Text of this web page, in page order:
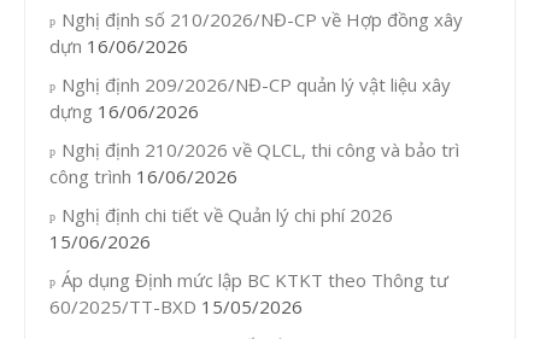
Nghị định số 210/2026/NĐ-CP về Hợp đồng xây
dựn 16/06/2026
Nghị định 209/2026/NĐ-CP quản lý vật liệu xây
dựng 16/06/2026
Nghị định 210/2026 về QLCL, thi công và bảo trì
công trình 16/06/2026
Nghị định chi tiết về Quản lý chi phí 2026
15/06/2026
Áp dụng Định mức lập BC KTKT theo Thông tư
60/2025/TT-BXD 15/05/2026